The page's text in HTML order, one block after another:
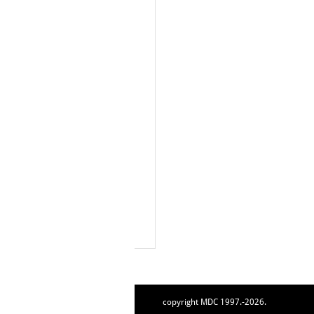
copyright MDC 1997.-2026.